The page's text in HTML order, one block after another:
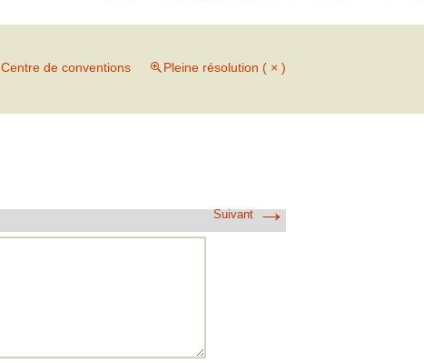
Centre de conventions Pleine résolution ( × )
Suivant →